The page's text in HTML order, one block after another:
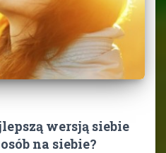
wersją siebie
na siebie?